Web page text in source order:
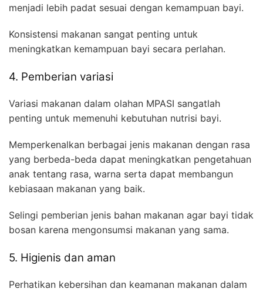
menjadi lebih padat sesuai dengan kemampuan bayi.
Konsistensi makanan sangat penting untuk
meningkatkan kemampuan bayi secara perlahan.
4. Pemberian variasi
Variasi makanan dalam olahan MPASI sangatlah
penting untuk memenuhi kebutuhan nutrisi bayi.
Memperkenalkan berbagai jenis makanan dengan rasa
yang berbeda-beda dapat meningkatkan pengetahuan
anak tentang rasa, warna serta dapat membangun
kebiasaan makanan yang baik.
Selingi pemberian jenis bahan makanan agar bayi tidak
bosan karena mengonsumsi makanan yang sama.
5. Higienis dan aman
Perhatikan kebersihan dan keamanan makanan dalam